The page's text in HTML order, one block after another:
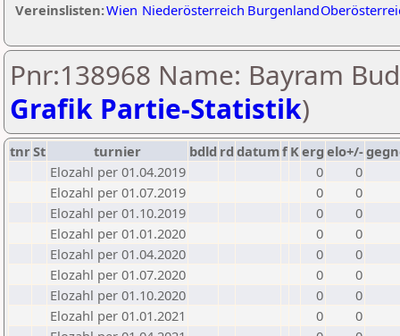
Vereinslisten:Wien Niederösterreich Burgenland
Pnr:138968 Name: Bayram
Grafik Partie-Statistik)
tnrSt turnier bdld rd datumf Kerg elo+/-
Elozahl per 01.04.2019
0
0
Elozahl per 01.07.2019
0
0
Elozahl per 01.10.2019
0
0
Elozahl per 01.01.2020
0
0
Elozahl per 01.04.2020
0
0
Elozahl per 01.07.2020
0
0
Elozahl per 01.10.2020
0
0
Elozahl per 01.01.2021
0
0